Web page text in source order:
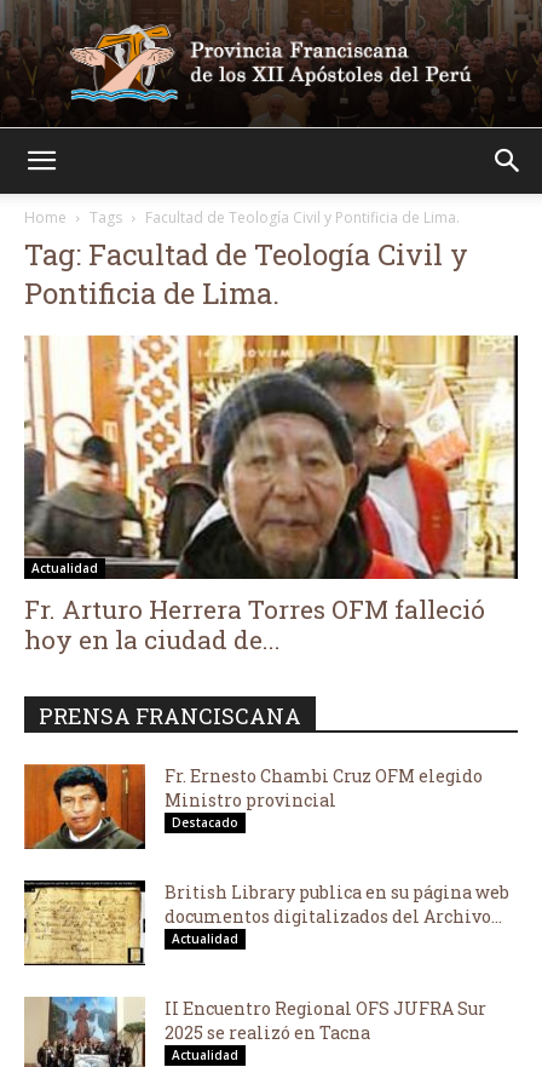
Home
Tags Facultad de Teología Civil y Pontificia de Lima.
Tag: Facultad de Teología Civil y
Pontificia de Lima.
Actualidad
Fr. Arturo Herrera Torres OFM falleció
hoy en la ciudad de...
PRENSA FRANCISCANA
Fr. Ernesto Chambi Cruz OFM elegido
Ministro provincial
Destacado
British Library publica en su página web
documentos digitalizados del Archivo...
Actualidad
II Encuentro Regional OFS JUFRA Sur
2025 se realizó en Tacna
Actualidad